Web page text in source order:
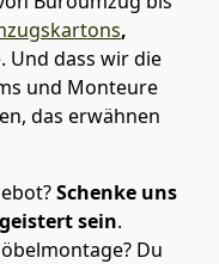
,
Und dass wir die
und Monteure
das erwähnen
Schenke uns
sein.
Du